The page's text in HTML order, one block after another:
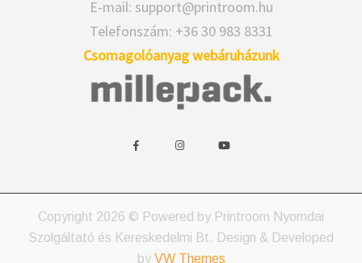
E-mail: support@printroom.hu
Telefonszám: +36 30 983 8331
Csomagolóanyag webáruházunk
g
e
t
s
g
e
t
g
e
t
Copyright 2026 © Powered by Printroom Nyomdai
Szolgáltató és Kereskedelmi Bt. Design & Developed
byVW Themes